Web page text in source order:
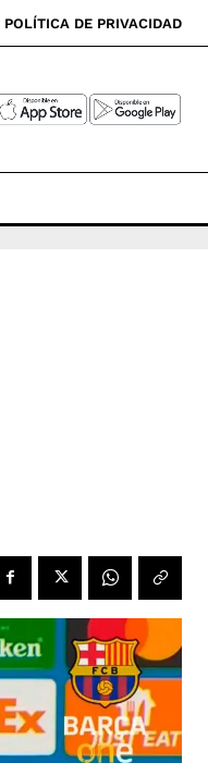
POLÍTICA DE PRIVACIDAD